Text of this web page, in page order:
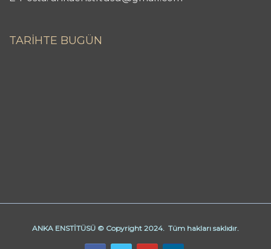
TARİHTE BUGÜN
ANKA ENSTİTÜSÜ © Copyright 2024. Tüm hakları saklıdır.